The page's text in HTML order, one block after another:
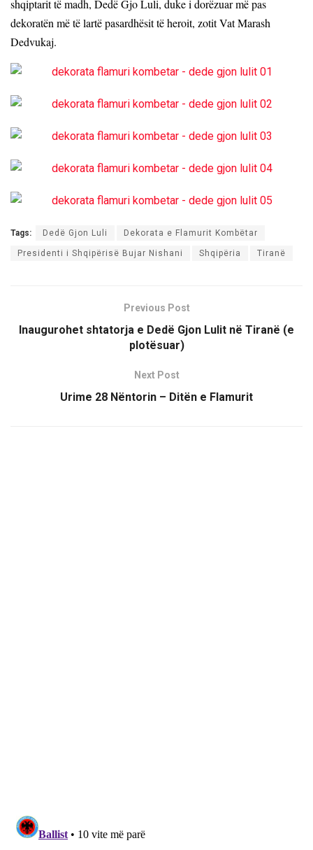
shqiptarit të madh, Dedë Gjo Luli, duke i dorëzuar më pas
dekoratën më të lartë pasardhësit të heroit, zotit Vat Marash
Dedvukaj.
Tags: Dedë Gjon Luli Dekorata e Flamurit Kombëtar
Presidenti i Shqipërisë Bujar Nishani Shqipëria Tiranë
Previous Post
Inaugurohet shtatorja e Dedë Gjon Lulit në Tiranë (e
plotësuar)
Next Post
Urime 28 Nëntorin – Ditën e Flamurit